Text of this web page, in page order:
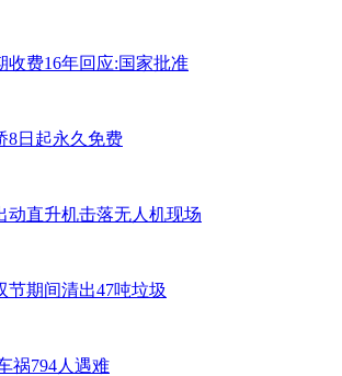
收费16年回应:国家批准
8日起永久免费
动直升机击落无人机现场
节期间清出47吨垃圾
祸794人遇难